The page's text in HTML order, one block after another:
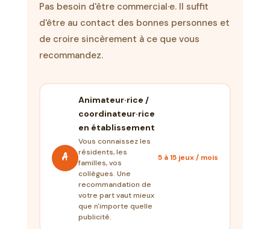
Pas besoin d'être commercial·e. Il suffit
d'être au contact des bonnes personnes et
de croire sincèrement à ce que vous
recommandez.
A
Animateur·rice /
coordinateur·rice
en établissement
Vous connaissez les
résidents, les
familles, vos
collègues. Une
recommandation de
votre part vaut mieux
que n'importe quelle
publicité.
5 à 15 jeux / mois